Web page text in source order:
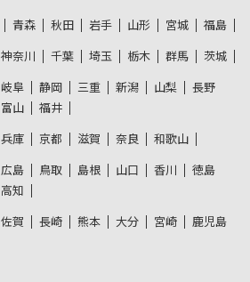
青森 秋田 岩手 山形 宮城 福島
神奈川 千葉 埼玉 栃木 群馬 茨城
岐阜 静岡 三重 新潟 山梨
長野
富山 福井
兵庫 京都 滋賀 奈良 和歌山
広島 鳥取 島根 山口 香川
徳島
高知
佐賀 長崎 熊本 大分 宮崎
鹿児島